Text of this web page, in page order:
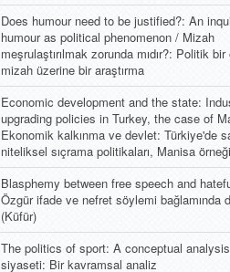
Does humour need to be justified?: An
humour as political phenomenon / Mizah
meşrulaştırılmak zorunda mıdır?: Politik
mizah üzerine bir araştırma
Economic development and the state:
upgrading policies in Turkey, the case of
Ekonomik kalkınma ve devlet: Türkiye'de
niteliksel sıçrama politikaları, Manisa örneği
Blasphemy between free speech and
Özgür ifade ve nefret söylemi bağlamında
(Küfür)
The politics of sport: A conceptual
siyaseti: Bir kavramsal analiz